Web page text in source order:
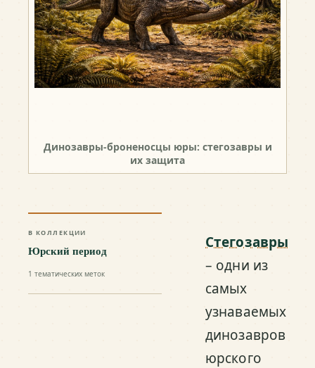
Динозавры-броненосцы юры: стегозавры и
их защита
В КОЛЛЕКЦИИ
Юрский период
1 тематических меток
Стегозавры
– одни из
самых
узнаваемых
динозавров
юрского